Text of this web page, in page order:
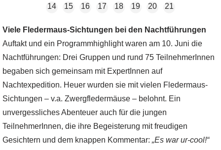
14
15 16 17 18 19 20 21
Viele Fledermaus-Sichtungen bei den Nachtführungen
Auftakt und ein Programmhighlight waren am 10. Juni die
Nachtführungen: Drei Gruppen und rund 75 TeilnehmerInnen
begaben sich gemeinsam mit ExpertInnen auf
Nachtexpedition. Heuer wurden sie mit vielen Fledermaus-
Sichtungen – v.a. Zwergfledermäuse – belohnt. Ein
unvergessliches Abenteuer auch für die jungen
TeilnehmerInnen, die ihre Begeisterung mit freudigen
Gesichtern und dem knappen Kommentar: „Es war ur-cool!“